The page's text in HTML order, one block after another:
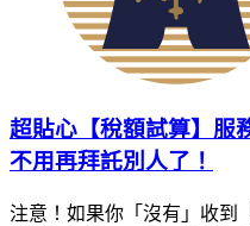
超貼心【稅額試算】服
不用再拜託別人了！
注意！如果你「沒有」收到